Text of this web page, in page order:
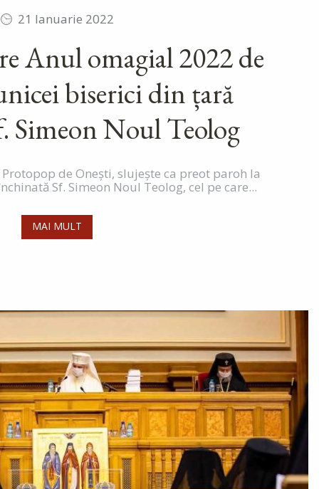
21 Ianuarie 2022
Anul omagial 2022 de
biserici din țară
Simeon Noul Teolog
de Onești, slujește ca preot paroh la
Sf. Simeon Noul Teolog, cel pe care...
MAI MULT